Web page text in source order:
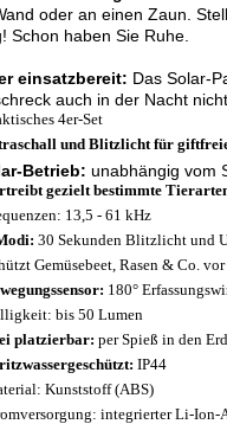
oder an einen Zaun.
Schon haben Sie Ruhe.
einsatzbereit: Das Solar-
auch in der Nacht
4er-Set
und Blitzlicht für
Betrieb: unabhängig vom
gezielt bestimmte
13,5 - 61 kHz
30 Sekunden Blitzlicht und
Gemüsebeet, Rasen & Co.
180°
bis 50 Lumen
platzierbar: per Spieß in den
IP44
Kunststoff (ABS)
integrierter Li-